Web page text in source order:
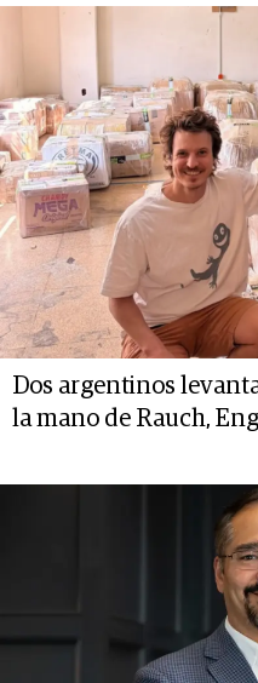
Dos argentinos
la mano de Rauch,